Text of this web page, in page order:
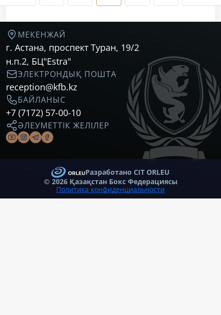
МЕКЕНЖАЙ
г. Астана, проспект Туран, 19/2
н.п.2, БЦ"Estra"
ЭЛЕКТРОНДЫҚ ПОШТА
reception@kfb.kz
БАЙЛАНЫС
+7 (7172) 57-00-10
ӘЛЕУМЕТТІК ЖЕЛІЛЕР
Разработано CIT ORLEU
© 2026 Қазақстан Бокс Федерациясы
Политика конфиденциальности